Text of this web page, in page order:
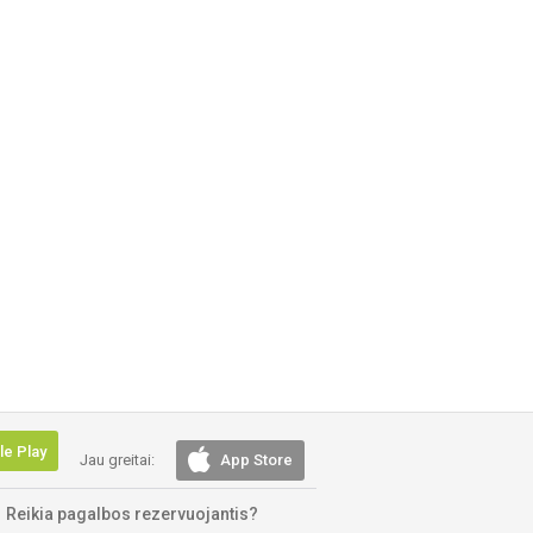
Play Jau greitai: App Store
Reikia pagalbos rezervuojantis?